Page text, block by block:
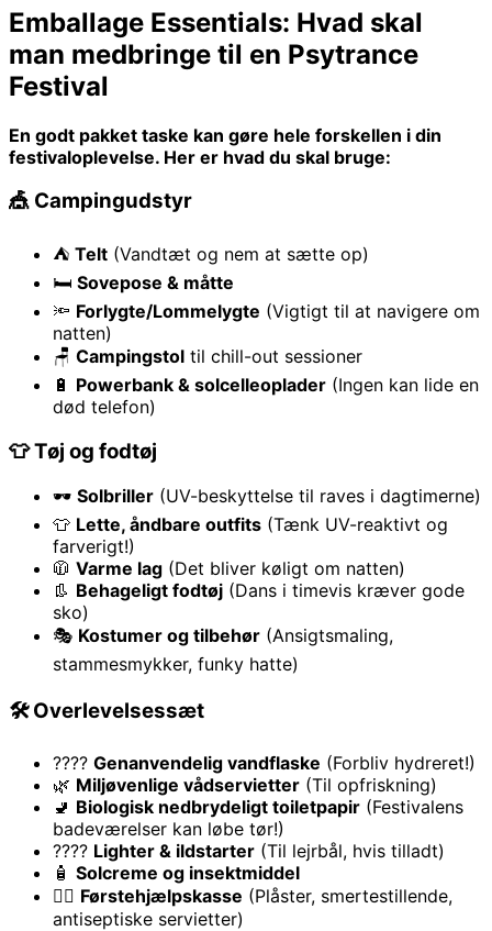
Emballage Essentials: Hvad skal
man medbringe til en Psytrance
Festival
En godt pakket taske kan gøre hele forskellen i din
festivaloplevelse. Her er hvad du skal bruge:
🎪 Campingudstyr
⛺ Telt (Vandtæt og nem at sætte op)
🛏 Sovepose & måtte
🔦 Forlygte/Lommelygte (Vigtigt til at navigere om
natten)
🪑 Campingstol til chill-out sessioner
🔋 Powerbank & solcelleoplader (Ingen kan lide en
død telefon)
👕 Tøj og fodtøj
🕶 Solbriller (UV-beskyttelse til raves i dagtimerne)
👕 Lette, åndbare outfits (Tænk UV-reaktivt og
farverigt!)
🧥 Varme lag (Det bliver køligt om natten)
👢 Behageligt fodtøj (Dans i timevis kræver gode
sko)
🎭 Kostumer og tilbehør (Ansigtsmaling,
stammesmykker, funky hatte)
🛠 Overlevelsessæt
???? Genanvendelig vandflaske (Forbliv hydreret!)
🌿 Miljøvenlige vådservietter (Til opfriskning)
🚽 Biologisk nedbrydeligt toiletpapir (Festivalens
badeværelser kan løbe tør!)
???? Lighter & ildstarter (Til lejrbål, hvis tilladt)
🧴 Solcreme og insektmiddel
🧑‍⚕️ Førstehjælpskasse (Plåster, smertestillende,
antiseptiske servietter)